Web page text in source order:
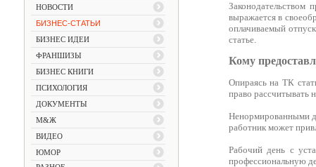
НОВОСТИ
БИЗНЕС-СТАТЬИ
БИЗНЕС ИДЕИ
ФРАНШИЗЫ
БИЗНЕС КНИГИ
ПСИХОЛОГИЯ
ДОКУМЕНТЫ
М&Ж
ВИДЕО
ЮМОР
Законодательством
выражается в
оплачиваемый
статье.
Кому
Опираясь на ТК
право рассчитывать
Ненормированными
работник может
Рабочий день с
профессиональную